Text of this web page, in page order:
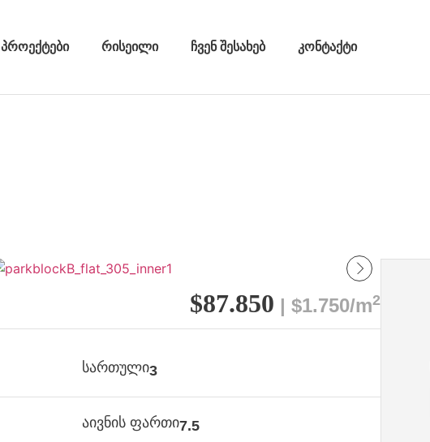
პროექტები რისეილი ჩვენ შესახებ კონტაქტი
$87.850 | $1.750/m2
სართული3
აივნის ფართი7.5